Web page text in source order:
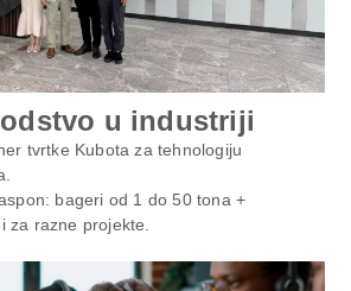
u industriji
tvrtke Kubota za tehnologiju
bageri od 1 do 50 tona +
za razne projekte.